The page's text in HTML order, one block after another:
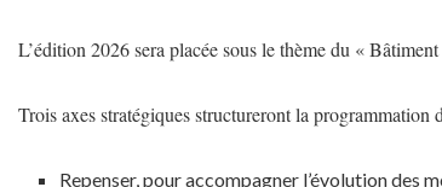
L’édition 2026 sera placée sous le thème du «
Trois axes stratégiques structureront la programmation
Repenser, pour accompagner l’évolution des